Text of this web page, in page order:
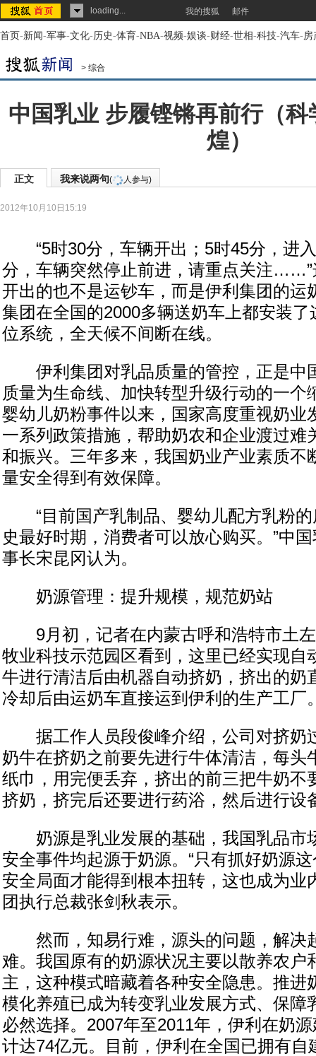
loading... 我的搜狐 邮件
首页-新闻-军事-文化-历史-体育-NBA-视频-娱谈-财经-世相-科技-汽车-房
> 综合
中国乳业 步履铿锵再前行（
煌）
正文 我来说两句( 人参与)
2012年10月10日15:19
“5时30分，车辆开出；5时45分，进
分，车辆突然停止前进，请重点关注……”
开出的也不是运钞车，而是伊利集团的运
集团在全国的2000多辆送奶车上都安装
位系统，全天候不间断在线。
伊利集团对乳品质量的管控，正是中
质量为生命线、加快转型升级行动的一个
婴幼儿奶粉事件以来，国家高度重视奶业
一系列政策措施，帮助奶农和企业渡过难
和振兴。三年多来，我国奶业产业素质不
量安全得到有效保障。
“目前国产乳制品、婴幼儿配方乳粉的
史最好时期，消费者可以放心购买。”中
事长宋昆冈认为。
奶源管理：提升规模，规范奶站
9月初，记者在内蒙古呼和浩特市土左
牧业科技示范园区看到，这里已经实现自
牛进行清洁后由机器自动挤奶，挤出的奶
冷却后由运奶车直接运到伊利的生产工厂
据工作人员段俊峰介绍，公司对挤奶
奶牛在挤奶之前要先进行牛体清洁，每头
纸巾，用完便丢弃，挤出的前三把牛奶不
挤奶，挤完后还要进行药浴，然后进行设
奶源是乳业发展的基础，我国乳品市
安全事件均起源于奶源。“只有抓好奶源
安全局面才能得到根本扭转，这也成为业
团执行总裁张剑秋表示。
然而，知易行难，源头的问题，解决
难。我国原有的奶源状况主要以散养农户
主，这种模式暗藏着各种安全隐患。推进
模化养殖已成为转变乳业发展方式、保障
必然选择。2007年至2011年，伊利在奶
计达74亿元。目前，伊利在全国已拥有自